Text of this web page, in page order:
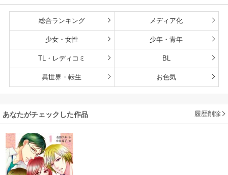
総合ランキング メディア化
少女・女性 少年・青年
TL・レディコミ BL
異世界・転生 お色気
あなたがチェックした作品 履歴削除